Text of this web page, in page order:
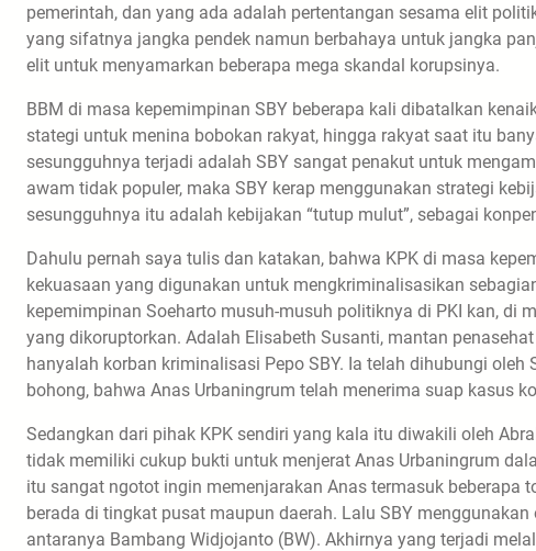
pemerintah, dan yang ada adalah pertentangan sesama elit
yang sifatnya jangka pendek namun berbahaya untuk jangka
elit untuk menyamarkan beberapa mega skandal korupsinya.
BBM di masa kepemimpinan SBY beberapa kali dibatalkan
stategi untuk menina bobokan rakyat, hingga rakyat saat itu
sesungguhnya terjadi adalah SBY sangat penakut untuk
awam tidak populer, maka SBY kerap menggunakan strategi
sesungguhnya itu adalah kebijakan “tutup mulut”, sebagai
Dahulu pernah saya tulis dan katakan, bahwa KPK di masa
kekuasaan yang digunakan untuk mengkriminalisasikan
kepemimpinan Soeharto musuh-musuh politiknya di PKI kan, di
yang dikoruptorkan. Adalah Elisabeth Susanti, mantan
hanyalah korban kriminalisasi Pepo SBY. Ia telah dihubungi
bohong, bahwa Anas Urbaningrum telah menerima suap kasus
Sedangkan dari pihak KPK sendiri yang kala itu diwakili oleh
tidak memiliki cukup bukti untuk menjerat Anas Urbaningrum
itu sangat ngotot ingin memenjarakan Anas termasuk
berada di tingkat pusat maupun daerah. Lalu SBY
antaranya Bambang Widjojanto (BW). Akhirnya yang terjadi